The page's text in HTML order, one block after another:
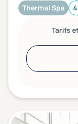
Thermal Spa
Tarifs